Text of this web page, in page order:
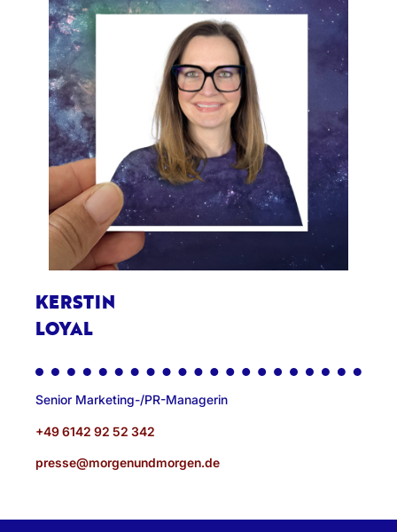
KERSTIN
LOYAL
Senior Marketing-/PR-Managerin
+49 6142 92 52 342
presse@morgenundmorgen.de